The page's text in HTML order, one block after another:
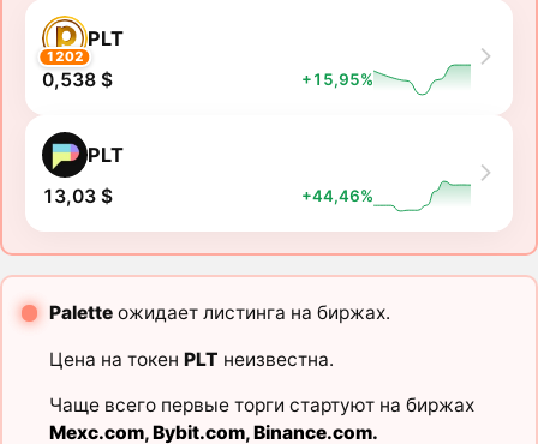
1202
PLT
0,538 $ +15,95%
PLT
13,03 $ +44,46%
Paletteожидает листинга на биржах.
Цена на токен PLT неизвестна.
Чаще всего первые торги стартуют на биржах
Mexc.com,Bybit.com,Binance.com.